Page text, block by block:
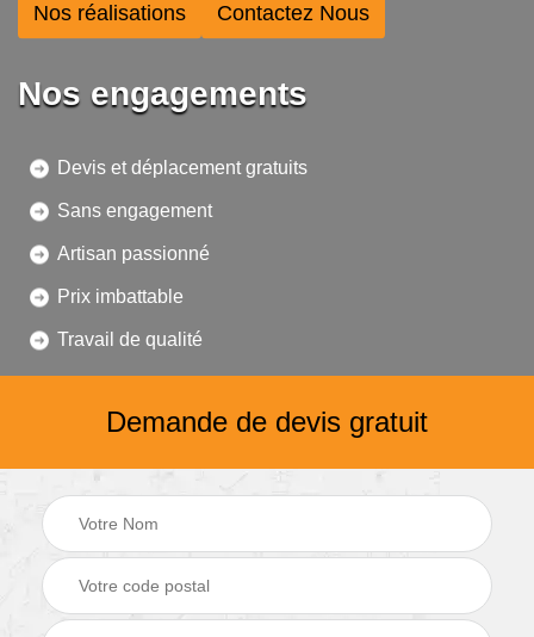
Nos réalisations Contactez Nous
Nos engagements
Devis et déplacement gratuits
Sans engagement
Artisan passionné
Prix imbattable
Travail de qualité
Demande de devis gratuit